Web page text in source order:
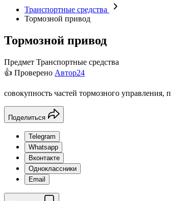
Транспортные средства
Тормозной привод
Тормозной привод
Предмет Транспортные средства
👍 Проверено Автор24
совокупность частей тормозного
Поделиться
Telegram
Whatsapp
Вконтакте
Одноклассники
Email